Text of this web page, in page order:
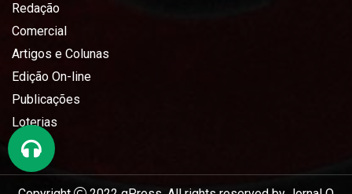
Redação
Comercial
Artigos e Colunas
Edição On-line
Publicações
Loterias